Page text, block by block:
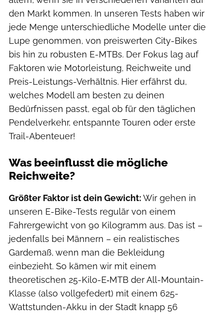
den Markt kommen. In unseren Tests haben wir
jede Menge unterschiedliche Modelle unter die
Lupe genommen, von preiswerten City-Bikes
bis hin zu robusten E-MTBs. Der Fokus lag auf
Faktoren wie Motorleistung, Reichweite und
Preis-Leistungs-Verhältnis. Hier erfährst du,
welches Modell am besten zu deinen
Bedürfnissen passt, egal ob für den täglichen
Pendelverkehr, entspannte Touren oder erste
Trail-Abenteuer!
Was beeinflusst die mögliche
Reichweite?
Größter Faktor ist dein Gewicht:Wir gehen in
unseren E-Bike-Tests regulär von einem
Fahrergewicht von 90 Kilogramm aus. Das ist –
jedenfalls bei Männern – ein realistisches
Gardemaß, wenn man die Bekleidung
einbezieht. So kämen wir mit einem
theoretischen 25-Kilo-E‑MTB der All-Mountain-
Klasse (also vollgefedert) mit einem 625-
Wattstunden-Akku in der Stadt knapp 56